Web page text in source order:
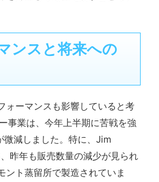
ンスと将来への
ォーマンスも影響していると考
事業は、今年上半期に苦戦を強
微減しました。特に、Jim
昨年も販売数量の減少が見られ
ント蒸留所で製造されていま